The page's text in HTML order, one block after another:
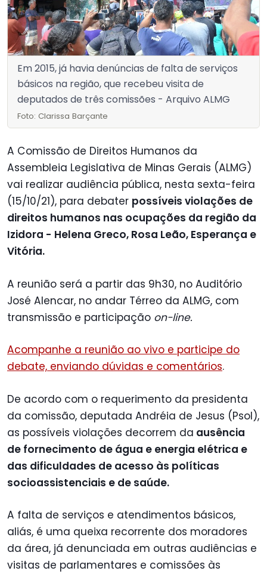
Em 2015, já havia denúncias de falta de serviços
básicos na região, que recebeu visita de
deputados de três comissões - Arquivo ALMG
Foto: Clarissa Barçante
A Comissão de Direitos Humanos da
Assembleia Legislativa de Minas Gerais (ALMG)
vai realizar audiência pública, nesta sexta-feira
(15/10/21), para debater possíveis violações de
direitos humanos nas ocupações da região da
Izidora - Helena Greco, Rosa Leão, Esperança e
Vitória.
A reunião será a partir das 9h30, no Auditório
José Alencar, no andar Térreo da ALMG, com
transmissão e participação on-line.
Acompanhe a reunião ao vivo e participe do
debate, enviando dúvidas e comentários.
De acordo com o requerimento da presidenta
da comissão, deputada Andréia de Jesus (Psol),
as possíveis violações decorrem da ausência
de fornecimento de água e energia elétrica e
das dificuldades de acesso às políticas
socioassistenciais e de saúde.
A falta de serviços e atendimentos básicos,
aliás, é uma queixa recorrente dos moradores
da área, já denunciada em outras audiências e
visitas de parlamentares e comissões às